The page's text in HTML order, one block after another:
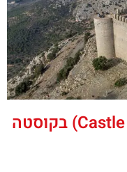
טירת מונגרי (Castle of Montgrí) בקוסטה